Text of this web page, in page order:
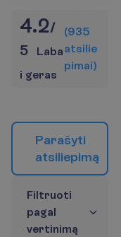
4.2/
5
Laba
i geras
(935
atsilie
pimai)
Parašyti
atsiliepimą
Filtruoti
pagal
vertinimą